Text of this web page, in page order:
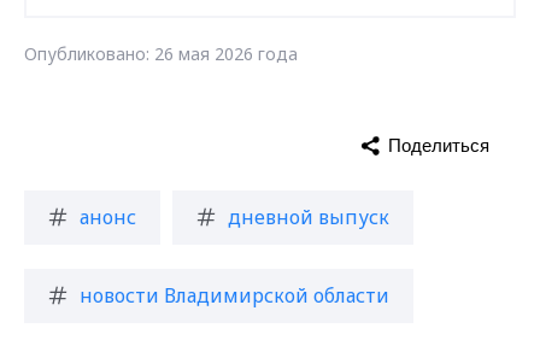
Опубликовано: 26 мая 2026 года
анонс дневной выпуск
новости Владимирской области
Поделиться